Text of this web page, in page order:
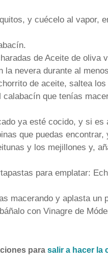
y cuécelo al vapor,
de Aceite de
la nevera durante al
de aceite, saltea
que tenías
ya esté cocido, y si
que puedas encontrar,
y los mejillones y,
para emplatar:
macerando y aplasta un
con Vinagre de
parasalir a hacer la